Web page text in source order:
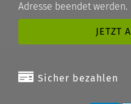
Adresse beendet werden.
Sicher bezahlen